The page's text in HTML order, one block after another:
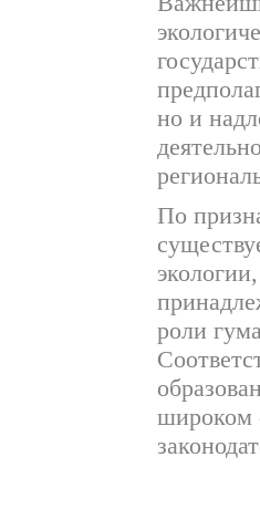
но и
По
роли
широком